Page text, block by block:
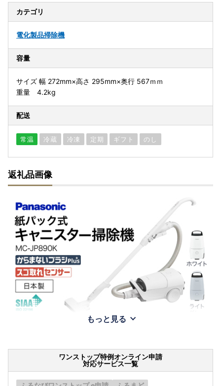
カテゴリ
電化製品掃除機
容量
サイズ 幅 272mm×高さ 295mm×奥行 567ｍｍ
重量 4.2kg
配送
常温 冷蔵 冷凍 定期 ギフト のし
返礼品画像
もっと見る
ワンストップ特例オンライン申請
対応サービス一覧